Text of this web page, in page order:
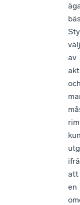
av
att
en